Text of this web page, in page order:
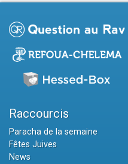
Raccourcis
Paracha de la semaine
Fêtes Juives
News